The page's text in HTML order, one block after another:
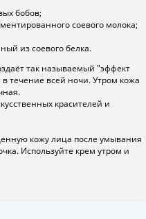
бобов;
соевого молока;
из соевого белка.
так называемый "эффект
течение всей ночи. Утром кожа
красителей и
кожу лица после умывания
Используйте крем утром и